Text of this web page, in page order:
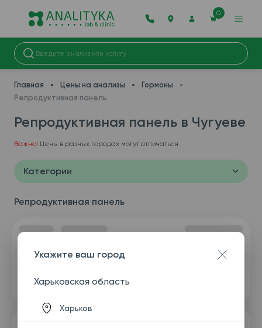
0
Главная Цены на анализы
Гормоны
Репродуктивная панель
Репродуктивная панель в Чугуеве
Важно! Цены в разных городах могут отличаться.
Категории
Репродуктивная панель
Укажите ваш город
Харьковская область
Харьков